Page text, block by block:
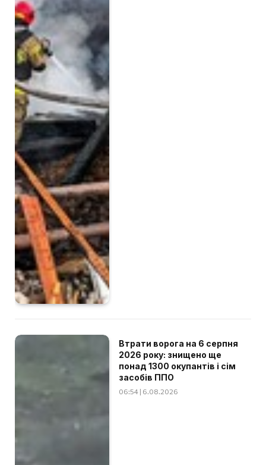
Втрати ворога на 6 серпня
2026 року: знищено ще
понад 1300 окупантів і сім
засобів ППО
06:54 | 6.08.2026